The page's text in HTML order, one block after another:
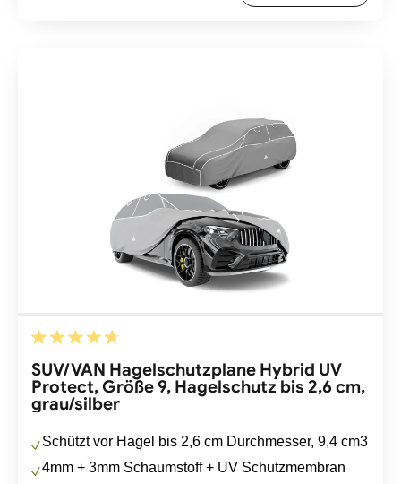
SUV/VAN Hagelschutzplane Hybrid UV
Protect, Größe 9, Hagelschutz bis 2,6 cm,
grau/silber
Schützt vor Hagel bis 2,6 cm Durchmesser, 9,4 cm3
4mm + 3mm Schaumstoff + UV Schutzmembran